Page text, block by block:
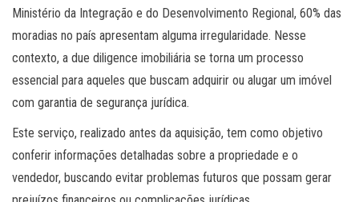
Ministério da Integração e do Desenvolvimento Regional, 60% das
moradias no país apresentam alguma irregularidade. Nesse
contexto, a due diligence imobiliária se torna um processo
essencial para aqueles que buscam adquirir ou alugar um imóvel
com garantia de segurança jurídica.
Este serviço, realizado antes da aquisição, tem como objetivo
conferir informações detalhadas sobre a propriedade e o
vendedor, buscando evitar problemas futuros que possam gerar